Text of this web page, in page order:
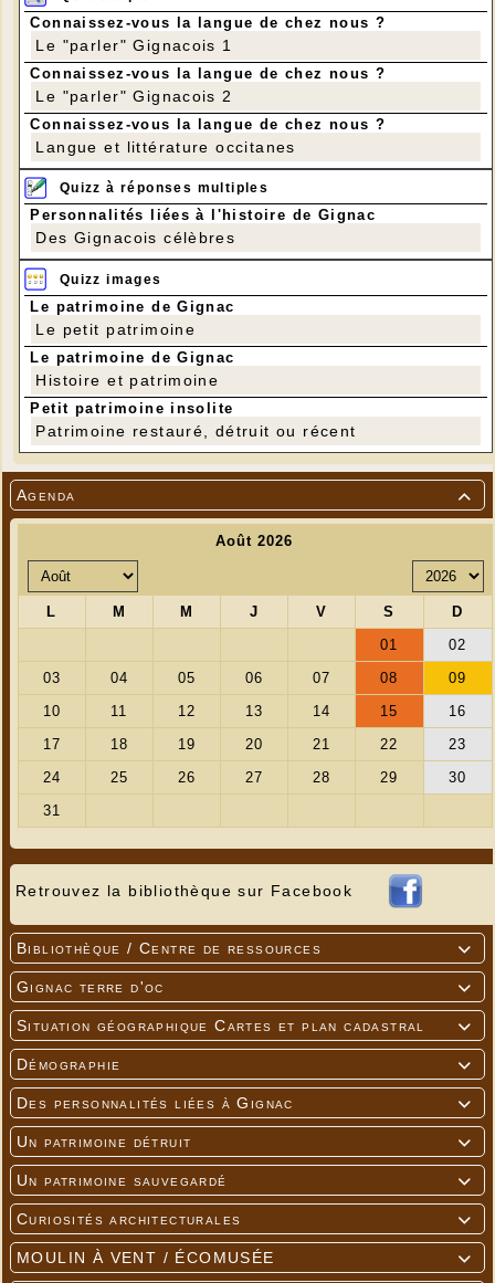

Agenda
Retrouvez la bibliothèque sur Facebook

Bibliothèque / Centre de ressources

Gignac terre d'oc

Situation géographique Cartes et plan cadastral

Démographie

Des personnalités liées à Gignac

Un patrimoine détruit

Un patrimoine sauvegardé

Curiosités architecturales

MOULIN À VENT / ÉCOMUSÉE
crime, devront répondre de leurs actes devant
la justice de la République .
Merci à tous les professeurs de France qui
accomplissent avec courage ce beau métier;
nous sommes SAMUEL!
" Sur les champs sur l' horizon ,
Sur les ailes des oiseaux,
Sur le moulin des ombres,
Samuel Paty
J' écris ton nom "
Le
Maire, Solange OURCIVAL
Connaissez-vous la langue de chez nous ?
Le "parler" Gignacois 1
Connaissez-vous la langue de chez nous ?
Le "parler" Gignacois 2
Connaissez-vous la langue de chez nous ?
Langue et littérature occitanes
Quizz à réponses multiples
Personnalités liées à l'histoire de Gignac
Des Gignacois célèbres
Quizz images
Le patrimoine de Gignac
Le petit patrimoine
Le patrimoine de Gignac
Histoire et patrimoine
Petit patrimoine insolite
Patrimoine restauré, détruit ou récent